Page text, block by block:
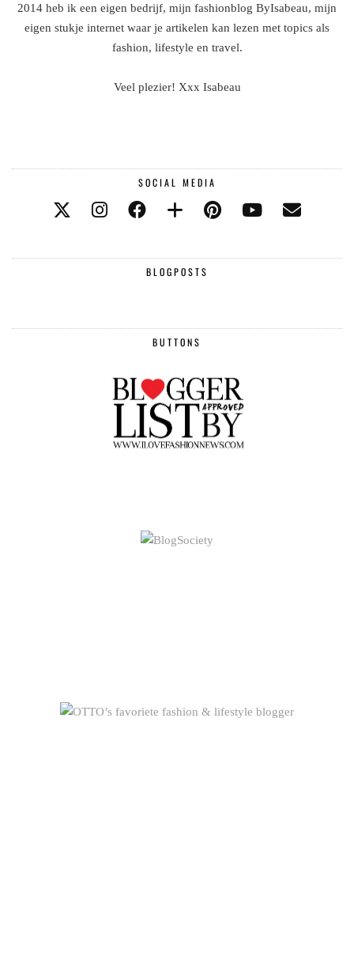
2014 heb ik een eigen bedrijf, mijn fashionblog ByIsabeau, mijn
eigen stukje internet waar je artikelen kan lezen met topics als
fashion, lifestyle en travel.
Veel plezier! Xxx Isabeau
SOCIAL MEDIA
BLOGPOSTS
BUTTONS